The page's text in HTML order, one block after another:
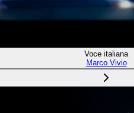
Voce italiana
Marco Vivio